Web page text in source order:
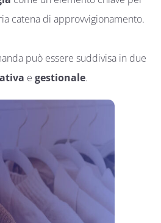
catena di approvvigionamento.
può essere suddivisa in due
e gestionale.